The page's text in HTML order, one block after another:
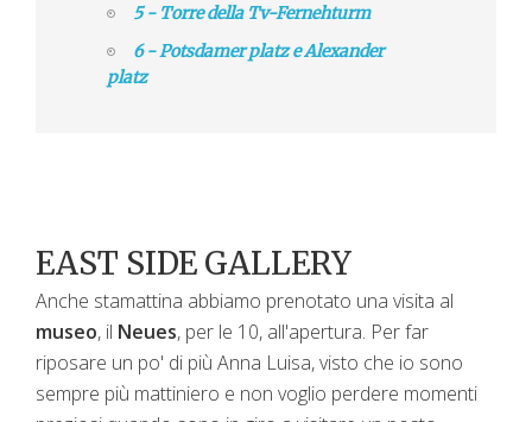
5 - Torre della Tv-Fernehturm
6 - Potsdamer platz e Alexander
platz
EAST SIDE GALLERY
Anche stamattina abbiamo prenotato una visita al
museo, il Neues, per le 10, all'apertura. Per far
riposare un po' di più Anna Luisa, visto che io sono
sempre più mattiniero e non voglio perdere momenti